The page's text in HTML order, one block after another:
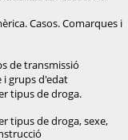
Casos. Comarques i
de transmissió
i grups d'edat
tipus de droga.
tipus de droga, sexe,